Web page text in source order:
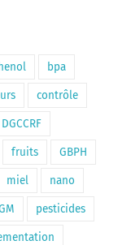
bpa
contrôle
fruits GBPH
miel nano
pesticides